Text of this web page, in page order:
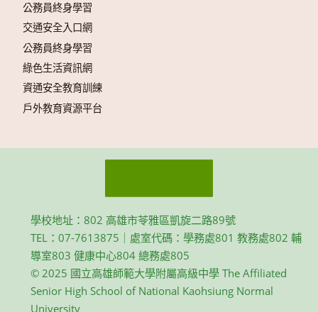
公務員終身學習
交通安全入口網
公務員終身學習
綠色生活資訊網
資通安全教育訓練
戶外教育資源平台
學校地址：802 高雄市苓雅區凱旋二路89號
TEL：07-7613875｜處室代碼：學務處801 教務處802 輔
導室803 健康中心804 總務處805
© 2025 國立高雄師範大學附屬高級中學 The Affiliated
Senior High School of National Kaohsiung Normal
University